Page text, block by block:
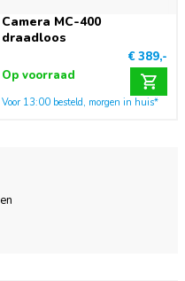
Camera MC-400
draadloos
€ 389,-
Op voorraad
Voor 13:00 besteld, morgen in huis*